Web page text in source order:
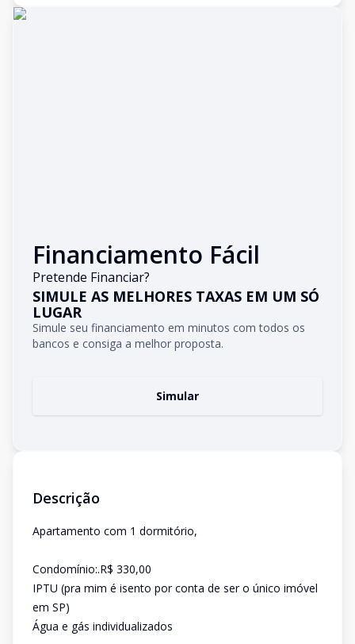
Financiamento Fácil
Pretende Financiar?
SIMULE AS MELHORES TAXAS EM UM SÓ
LUGAR
Simule seu financiamento em minutos com todos os
bancos e consiga a melhor proposta.
Simular
Descrição
Apartamento com 1 dormitório,
Condomínio:.R$ 330,00
IPTU (pra mim é isento por conta de ser o único imóvel
em SP)
Água e gás individualizados